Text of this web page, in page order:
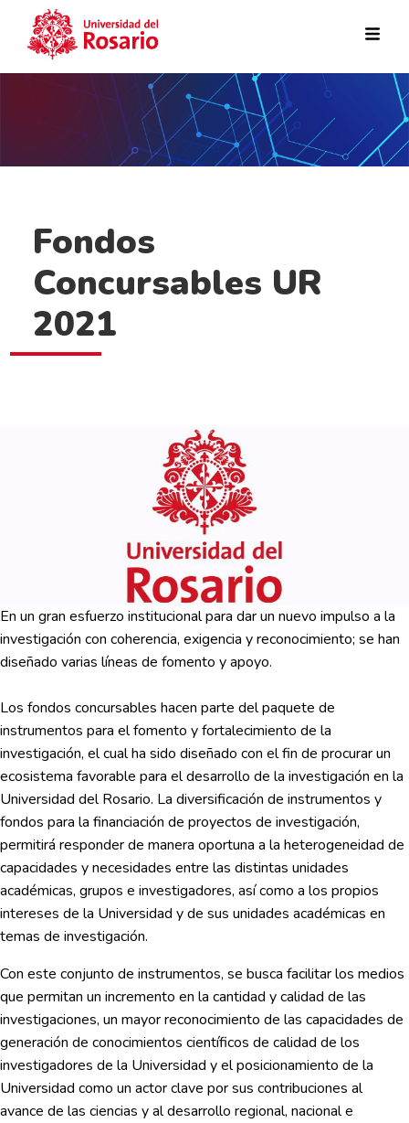
Pasar al contenido principal
Fondos
Concursables UR
2021
En un gran esfuerzo institucional para dar un nuevo impulso a la
investigación con coherencia, exigencia y reconocimiento; se han
diseñado varias líneas de fomento y apoyo.
Los fondos concursables hacen parte del paquete de
instrumentos para el fomento y fortalecimiento de la
investigación, el cual ha sido diseñado con el fin de procurar un
ecosistema favorable para el desarrollo de la investigación en la
Universidad del Rosario. La diversificación de instrumentos y
fondos para la financiación de proyectos de investigación,
permitirá responder de manera oportuna a la heterogeneidad de
capacidades y necesidades entre las distintas unidades
académicas, grupos e investigadores, así como a los propios
intereses de la Universidad y de sus unidades académicas en
temas de investigación.
Con este conjunto de instrumentos, se busca facilitar los medios
que permitan un incremento en la cantidad y calidad de las
investigaciones, un mayor reconocimiento de las capacidades de
generación de conocimientos científicos de calidad de los
investigadores de la Universidad y el posicionamiento de la
Universidad como un actor clave por sus contribuciones al
avance de las ciencias y al desarrollo regional, nacional e